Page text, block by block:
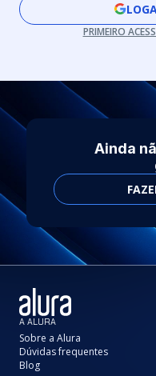
PRIMEIRO
Ainda
A ALURA
Sobre a Alura
Dúvidas frequentes
Blog